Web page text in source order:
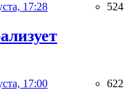
17:28 524
17:00 622